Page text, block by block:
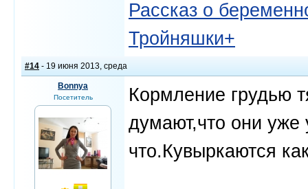
Рассказ о
Тройняшки+
#14 - 19 июня 2013, среда
Bonnya
Посетитель
Кормление грудью
думают,что они уже
что.Кувыркаются